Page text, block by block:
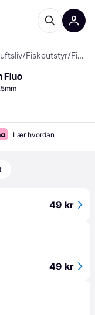
/Fiskeutstyr/ Fiskesnører
Fluo
Lær hvordan
49 kr
49 kr